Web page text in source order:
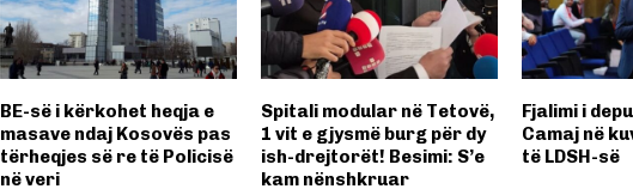
BE-së i kërkohet heqja e
masave ndaj Kosovës pas
tërheqjes së re të Policisë
në veri
Spitali modular në Tetovë,
1 vit e gjysmë burg për dy
ish-drejtorët! Besimi: S’e
kam nënshkruar
Fjalimi i
Camaj në
të LDSH-së